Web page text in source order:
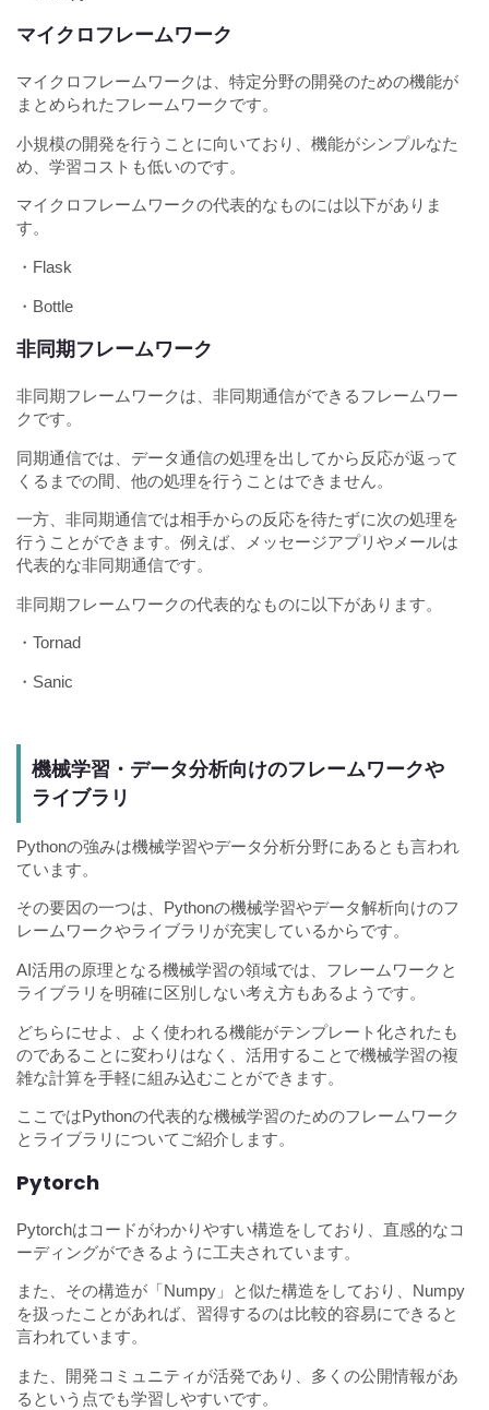
マイクロフレームワーク
マイクロフレームワークは、特定分野の開発のための機能が
まとめられたフレームワークです。
小規模の開発を行うことに向いており、機能がシンプルなた
め、学習コストも低いのです。
マイクロフレームワークの代表的なものには以下がありま
す。
・Flask
・Bottle
非同期フレームワーク
非同期フレームワークは、非同期通信ができるフレームワー
クです。
同期通信では、データ通信の処理を出してから反応が返って
くるまでの間、他の処理を行うことはできません。
一方、非同期通信では相手からの反応を待たずに次の処理を
行うことができます。例えば、メッセージアプリやメールは
代表的な非同期通信です。
非同期フレームワークの代表的なものに以下があります。
・Tornad
・Sanic
機械学習・データ分析向けのフレームワークや
ライブラリ
Pythonの強みは機械学習やデータ分析分野にあるとも言われ
ています。
その要因の一つは、Pythonの機械学習やデータ解析向けのフ
レームワークやライブラリが充実しているからです。
AI活用の原理となる機械学習の領域では、フレームワークと
ライブラリを明確に区別しない考え方もあるようです。
どちらにせよ、よく使われる機能がテンプレート化されたも
のであることに変わりはなく、活用することで機械学習の複
雑な計算を手軽に組み込むことができます。
ここではPythonの代表的な機械学習のためのフレームワーク
とライブラリについてご紹介します。
Pytorch
Pytorchはコードがわかりやすい構造をしており、直感的なコ
ーディングができるように工夫されています。
また、その構造が「Numpy」と似た構造をしており、Numpy
を扱ったことがあれば、習得するのは比較的容易にできると
言われています。
また、開発コミュニティが活発であり、多くの公開情報があ
るという点でも学習しやすいです。